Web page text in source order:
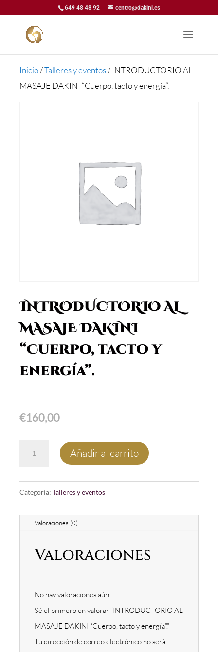
649 48 48 92 centro@dakini.es
Inicio/Talleres y eventos/ INTRODUCTORIO AL
MASAJE DAKINI “Cuerpo, tacto y energía”.
INTRODUCTORIO AL
MASAJE DAKINI
“Cuerpo, tacto y
energía”.
€160,00
INTRODUCTORIO
DAKINI
TACTO
ENERGÍA”.
Añadir al carrito
Categoría: Talleres y eventos
Valoraciones (0)
Valoraciones
No hay valoraciones aún.
Sé el primero en valorar “INTRODUCTORIO AL
MASAJE DAKINI “Cuerpo, tacto y energía”.”
Tu dirección de correo electrónico no será